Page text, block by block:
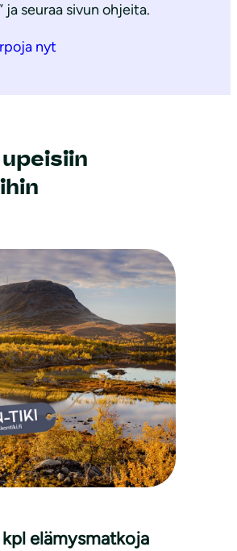
ja seuraa sivun ohjeita.
nyt
elämysmatkoja